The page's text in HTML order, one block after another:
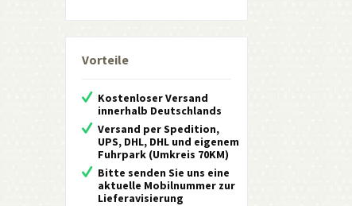
Vorteile
Kostenloser Versand
innerhalb Deutschlands
Versand per Spedition,
UPS, DHL, DHL und eigenem
Fuhrpark (Umkreis 70KM)
Bitte senden Sie uns eine
aktuelle Mobilnummer zur
Lieferavisierung